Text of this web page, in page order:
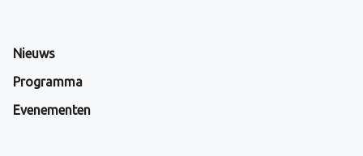
Nieuws
Programma
Evenementen